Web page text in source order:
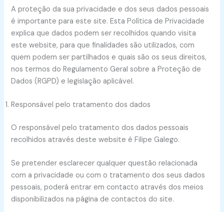
A proteção da sua privacidade e dos seus dados pessoais
é importante para este site. Esta Política de Privacidade
explica que dados podem ser recolhidos quando visita
este website, para que finalidades são utilizados, com
quem podem ser partilhados e quais são os seus direitos,
nos termos do Regulamento Geral sobre a Proteção de
Dados (RGPD) e legislação aplicável.
Responsável pelo tratamento dos dados
O responsável pelo tratamento dos dados pessoais
recolhidos através deste website é Filipe Galego.
Se pretender esclarecer qualquer questão relacionada
com a privacidade ou com o tratamento dos seus dados
pessoais, poderá entrar em contacto através dos meios
disponibilizados na página de contactos do site.